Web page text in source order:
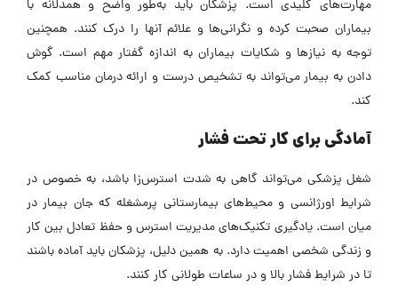
مهارت‌های کلیدی است. پزشکان باید به‌طور واضح و همدلانه با
بیماران صحبت کرده و نگرانی‌ها و علائم آنها را درک کنند. همچنین
توجه به نیازها و شکایات بیماران به اندازه گفتار مهم است. گوش
دادن به بیمار می‌تواند به تشخیص درست و ارائه درمان مناسب کمک
کند.
آمادگی برای کار تحت فشار
شغل پزشکی می‌تواند گاهی به شدت استرس‌زا باشد، به خصوص در
شرایط اورژانسی و محیط‌های بیمارستانی پرمشغله که جان بیمار در
میان است. یادگیری تکنیک‌های مدیریت استرس و حفظ تعادل بین کار
و زندگی شخصی اهمیت دارد. به همین دلیل، پزشکان باید آماده باشند
تا در شرایط فشار بالا و در ساعات طولانی کار کنند.